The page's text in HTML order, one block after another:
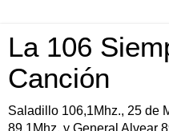
La 106
Canción
Saladillo 106,1Mhz., 25 de
89.1Mhz. y General Alvear